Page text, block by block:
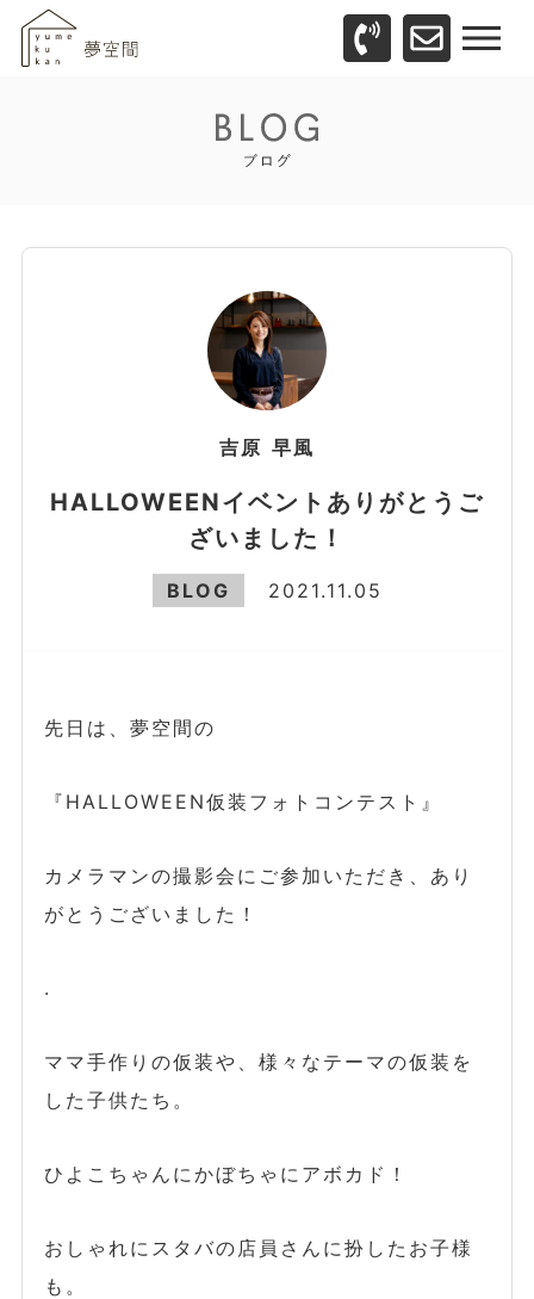
吉原 早風
HALLOWEENイベントありがとうご
ざいました！
BLOG 2021.11.05
先日は、夢空間の
『HALLOWEEN仮装フォトコンテスト』
カメラマンの撮影会にご参加いただき、あり
がとうございました！
.
ママ手作りの仮装や、様々なテーマの仮装を
した子供たち。
ひよこちゃんにかぼちゃにアボカド！
おしゃれにスタバの店員さんに扮したお子様
も。